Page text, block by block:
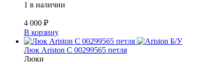
1 в наличии
4 000 ₽
В корзину
Б/У
Люк Ariston C 00299565 петля
Люки